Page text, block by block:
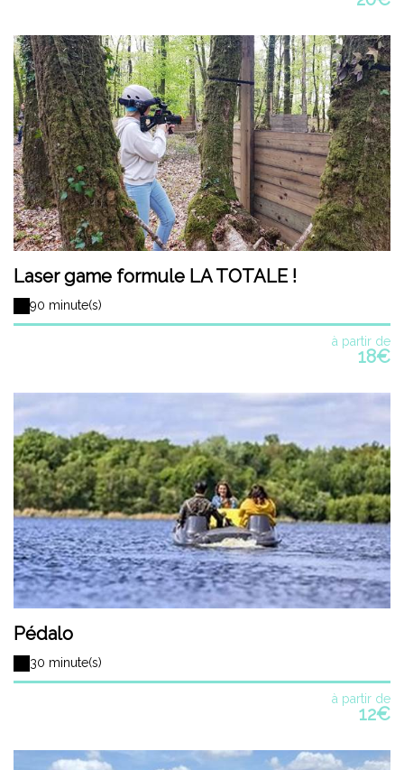
Laser game formule LA TOTALE !
90 minute(s)
à partir de
18€
Pédalo
30 minute(s)
à partir de
12€